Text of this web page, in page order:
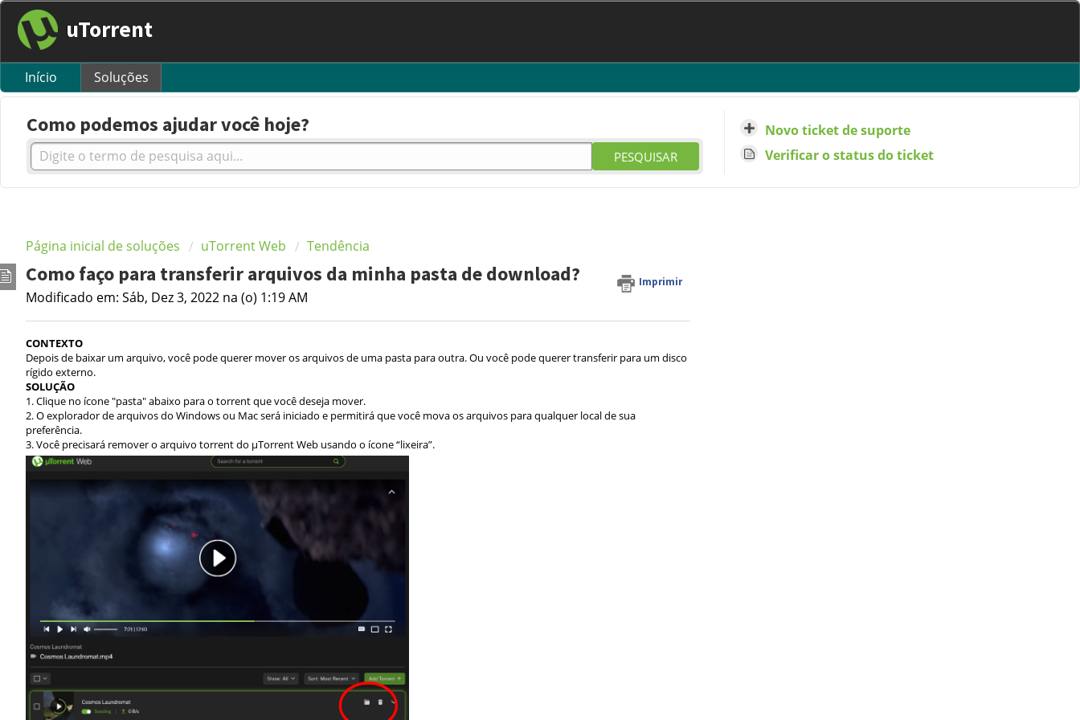
uTorrent
Início Soluções
Como podemos ajudar você hoje?
PESQUISAR
Novo ticket de suporte
Verificar o status do ticket
Página inicial de soluções uTorrent Web Tendência
Como faço para transferir arquivos da minha pasta de download? Imprimir
Modificado em: Sáb, Dez 3, 2022 na (o) 1:19 AM
CONTEXTO
Depois de baixar um arquivo, você pode querer mover os arquivos de uma pasta para outra. Ou você pode querer transferir para um disco
rígido externo.
SOLUÇÃO
1. Clique no ícone "pasta" abaixo para o torrent que você deseja mover.
2. O explorador de arquivos do Windows ou Mac será iniciado e permitirá que você mova os arquivos para qualquer local de sua
preferência.
3. Você precisará remover o arquivo torrent do µTorrent Web usando o ícone “lixeira”.